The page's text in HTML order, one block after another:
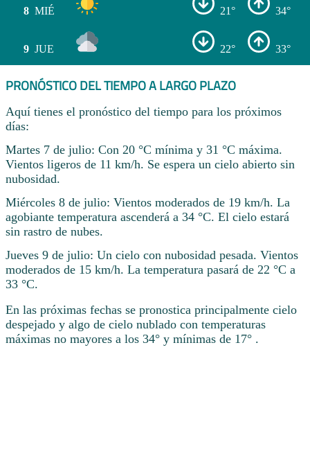
8 MIÉ 21° 34°
9 JUE 22° 33°
PRONÓSTICO DEL TIEMPO A LARGO PLAZO
Aquí tienes el pronóstico del tiempo para los próximos
días:
Martes 7 de julio: Con 20 °C mínima y 31 °C máxima.
Vientos ligeros de 11 km/h. Se espera un cielo abierto sin
nubosidad.
Miércoles 8 de julio: Vientos moderados de 19 km/h. La
agobiante temperatura ascenderá a 34 °C. El cielo estará
sin rastro de nubes.
Jueves 9 de julio: Un cielo con nubosidad pesada. Vientos
moderados de 15 km/h. La temperatura pasará de 22 °C a
33 °C.
En las próximas fechas se pronostica principalmente cielo
despejado y algo de cielo nublado con temperaturas
máximas no mayores a los 34° y mínimas de 17° .